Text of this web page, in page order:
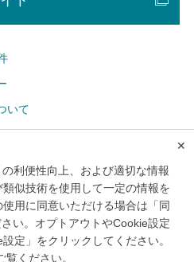
いて
利便性向上、および適切な情報
似技術を使用して一定の情報を
用に同意いただける場合は「同
い。オプトアウトやCookie設定
定」をクリックしてください。
覧ください。
✕